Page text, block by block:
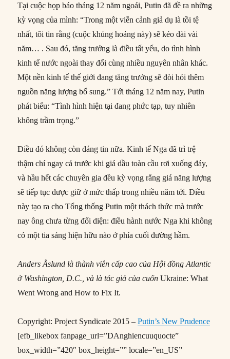
Tại cuộc họp báo tháng 12 năm ngoái, Putin đã đề ra những
kỳ vọng của mình: “Trong một viễn cảnh giả dụ là tồi tệ
nhất, tôi tin rằng (cuộc khủng hoảng này) sẽ kéo dài vài
năm… . Sau đó, tăng trưởng là điều tất yếu, do tình hình
kinh tế nước ngoài thay đổi cùng nhiều nguyên nhân khác.
Một nền kinh tế thế giới đang tăng trưởng sẽ đòi hỏi thêm
nguồn năng lượng bổ sung.” Tới tháng 12 năm nay, Putin
phát biểu: “Tình hình hiện tại đang phức tạp, tuy nhiên
không trầm trọng.”
Điều đó không còn đáng tin nữa. Kinh tế Nga đã trì trệ
thậm chí ngay cả trước khi giá dầu toàn cầu rơi xuống đáy,
và hầu hết các chuyên gia đều kỳ vọng rằng giá năng lượng
sẽ tiếp tục được giữ ở mức thấp trong nhiều năm tới. Điều
này tạo ra cho Tổng thống Putin một thách thức mà trước
nay ông chưa từng đối diện: điều hành nước Nga khi không
có một tia sáng hiện hữu nào ở phía cuối đường hầm.
Anders Åslund là thành viên cấp cao của Hội đồng Atlantic
ở Washington, D.C., và là tác giả của cuốnUkraine: What
Went Wrong and How to Fix It.
Copyright: Project Syndicate 2015 –Putin’s New Prudence
[efb_likebox fanpage_url=”DAnghiencuuquocte”
box_width=”420″ box_height=”” locale=”en_US”